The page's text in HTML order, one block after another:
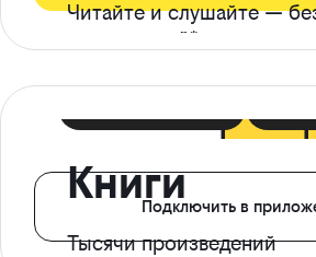
Читайте и слушайте —
ограничений*
Книги
Тысячи произведений
Подключить в